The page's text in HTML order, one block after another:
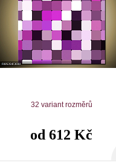
32 variant rozměrů
od 612 Kč